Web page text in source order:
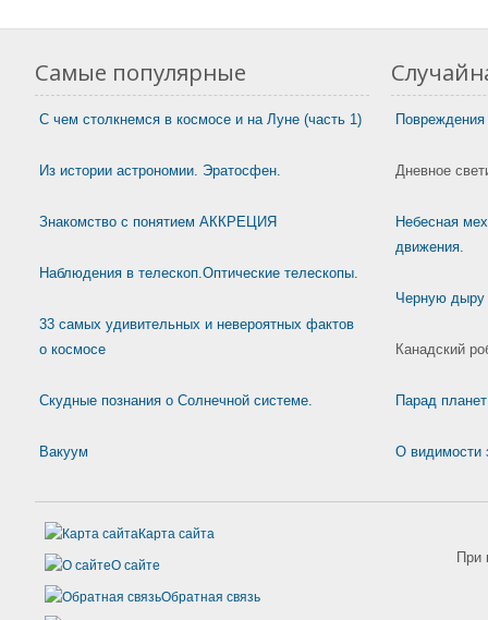
Самые популярные
С чем столкнемся в космосе и на Луне (часть 1)
Из истории астрономии. Эратосфен.
Знакомство с понятием АККРЕЦИЯ
Наблюдения в телескоп.Оптические телескопы.
33 самых удивительных и невероятных фактов
о космосе
Скудные познания о Солнечной системе.
Вакуум
Повреждения
Дневное
Небесная
движения.
Черную дыру
Канадский
Парад планет
О видимости
Карта сайта
О сайте
Обратная связь
При